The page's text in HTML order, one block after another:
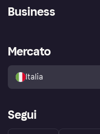
Assistenza
Esplora i negozi
Politica di protezione
dell'acquirente Klarna
Business
Accesso aziende
Mercato
Italia
Segui